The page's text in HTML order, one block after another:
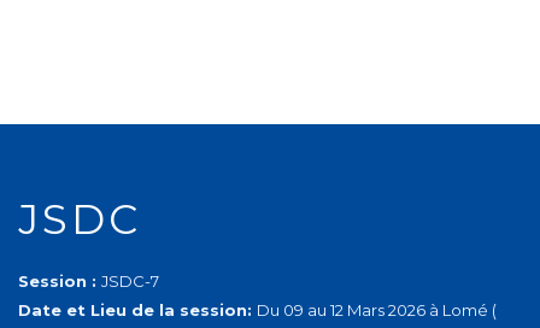
JSDC
Session : JSDC-7
Date et Lieu de la session: Du 09 au 12 Mars 2026 à Lomé (